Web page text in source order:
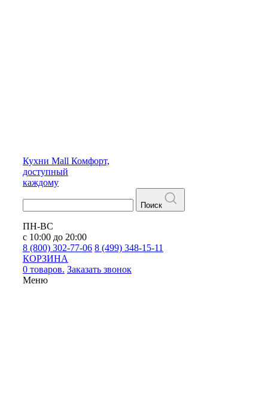
Кухни Mall Комфорт,
доступный
каждому
Поиск
ПН-ВС
с 10:00 до 20:00
8 (800) 302-77-06 8 (499) 348-15-11
КОРЗИНА
0 товаров. Заказать звонок
Меню